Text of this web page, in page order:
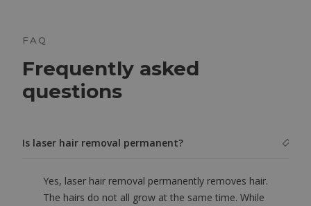
FAQ
Frequently asked
questions
Is laser hair removal permanent?
Yes, laser hair removal permanently removes hair.
The hairs do not all grow at the same time. While